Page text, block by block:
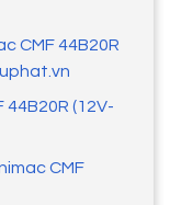
CMF 44B20R
44B20R (12V-
CMF